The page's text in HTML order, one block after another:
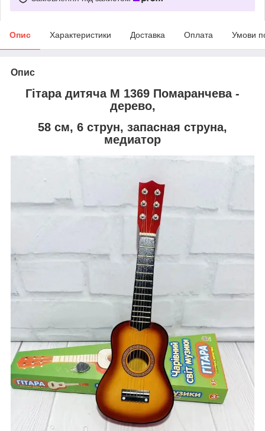
Опис Характеристики Доставка Оплата Умови
Опис
Гітара дитяча M 1369 Помаранчева -
дерево,
58 см, 6 струн, запасная струна,
медиатор